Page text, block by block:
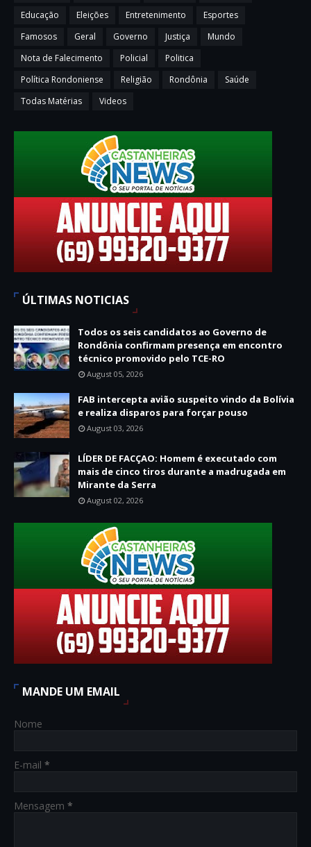
Educação
Eleições Entretenimento
Esportes
Famosos
Geral Governo Justiça
Mundo
Nota de Falecimento
Policial
Politica
Política Rondoniense
Religião Rondônia
Saúde
Todas Matérias
Videos
ÚLTIMAS NOTICIAS
Todos os seis candidatos ao Governo de
Rondônia confirmam presença em encontro
técnico promovido pelo TCE-RO
August 05, 2026
FAB intercepta avião suspeito vindo da Bolívia
e realiza disparos para forçar pouso
August 03, 2026
LÍDER DE FACÇAO: Homem é executado com
mais de cinco tiros durante a madrugada em
Mirante da Serra
August 02, 2026
MANDE UM EMAIL
Nome
E-mail *
Mensagem *